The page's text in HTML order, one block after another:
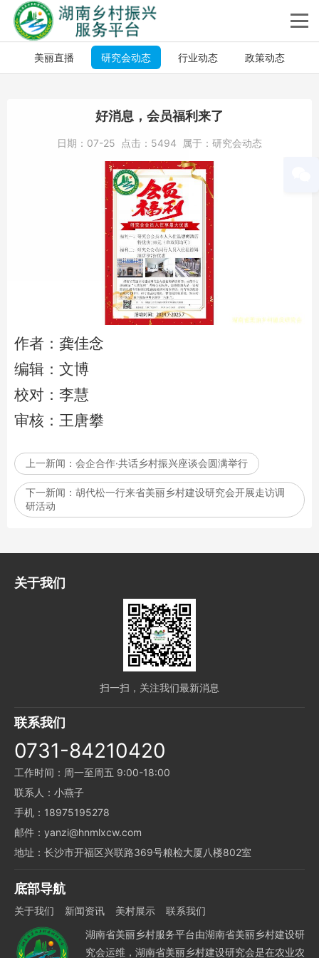
美丽直播 研究会动态 行业动态 政策动态
好消息，会员福利来了
日期： 07-25 点击： 5494 属于： 研究会动态
作者：龚佳念
编辑：文博
校对：李慧
​​​​​​​审核：王唐攀
上一新闻： 会企合作·共话乡村振兴座谈会圆满举行
下一新闻： 胡代松一行来省美丽乡村建设研究会开展走访调
研活动
关于我们
扫一扫，关注我们最新消息
联系我们
0731-84210420
工作时间：周一至周五 9:00-18:00
联系人：小燕子
手机：18975195278
邮件：yanzi@hnmlxcw.com
地址：长沙市开福区兴联路369号粮检大厦八楼802室
底部导航
关于我们 新闻资讯 美村展示
联系我们
湖南省美丽乡村服务平台由湖南省美丽乡村建设研
究会运维，湖南省美丽乡村建设研究会是在农业农